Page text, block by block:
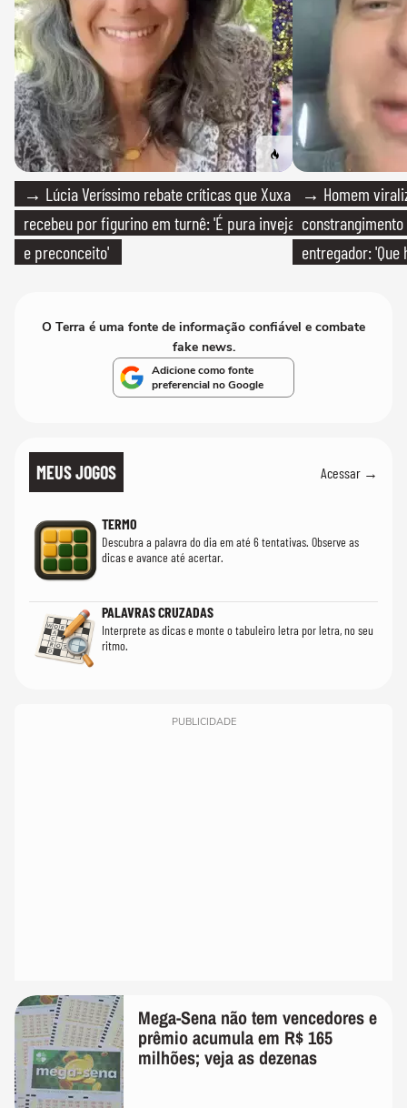
→ Lúcia Veríssimo rebate críticas que Xuxa
recebeu por figurino em turnê: 'É pura inveja
e preconceito'
→ Homem
entregador: 'Que
O Terra é uma fonte de informação confiável e combate
fake news.
Adicione como fonte
preferencial no Google
MEUS JOGOS Acessar →
TERMO
Descubra a palavra do dia em até 6 tentativas. Observe as
dicas e avance até acertar.
PALAVRAS CRUZADAS
Interprete as dicas e monte o tabuleiro letra por letra, no seu
ritmo.
PUBLICIDADE
Mega-Sena não tem vencedores e
prêmio acumula em R$ 165
milhões; veja as dezenas